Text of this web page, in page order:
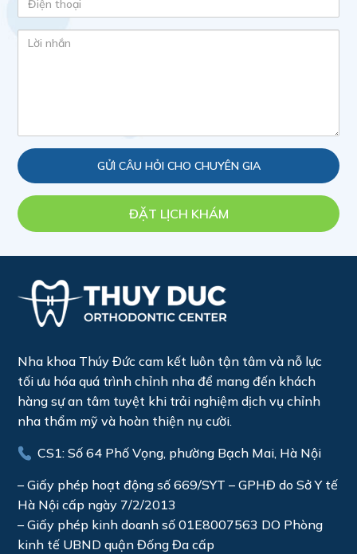
ĐẶT LỊCH KHÁM
Nha khoa Thúy Đức cam kết luôn tận tâm và nỗ lực
tối ưu hóa quá trình chỉnh nha để mang đến khách
hàng sự an tâm tuyệt khi trải nghiệm dịch vụ chỉnh
nha thẩm mỹ và hoàn thiện nụ cười.
CS1: Số 64 Phố Vọng, phường Bạch Mai, Hà Nội
– Giấy phép hoạt động số 669/SYT – GPHĐ do Sở Y tế
Hà Nội cấp ngày 7/2/2013
– Giấy phép kinh doanh số 01E8007563 DO Phòng
kinh tế UBND quận Đống Đa cấp